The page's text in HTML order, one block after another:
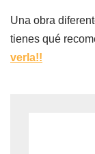
Una obra
tienes qué
verla!!